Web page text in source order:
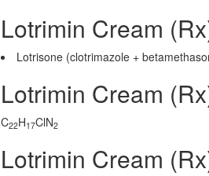
Lotrimin Cream
Lotrisone (clotrimazole +
Lotrimin Cream
C22H17ClN2
Lotrimin Cream